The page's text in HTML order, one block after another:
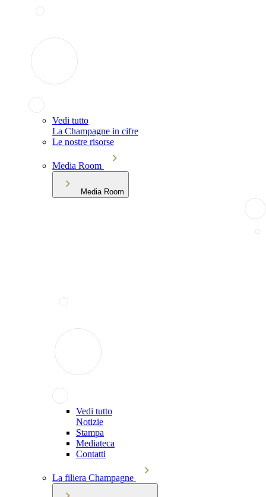
Vedi tutto
La Champagne in cifre
Le nostre risorse
Media Room
Media Room
Vedi tutto
Notizie
Stampa
Mediateca
Contatti
La filiera Champagne